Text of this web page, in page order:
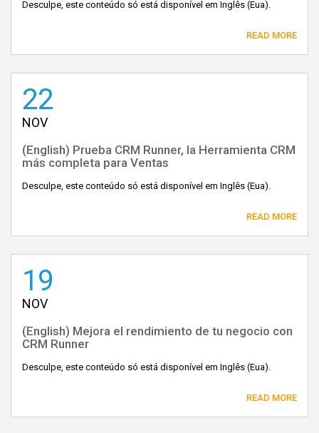
Desculpe, este conteúdo só está disponível em Inglês (Eua).
READ MORE
22
NOV
(English) Prueba CRM Runner, la Herramienta CRM
más completa para Ventas
Desculpe, este conteúdo só está disponível em Inglês (Eua).
READ MORE
19
NOV
(English) Mejora el rendimiento de tu negocio con
CRM Runner
Desculpe, este conteúdo só está disponível em Inglês (Eua).
READ MORE